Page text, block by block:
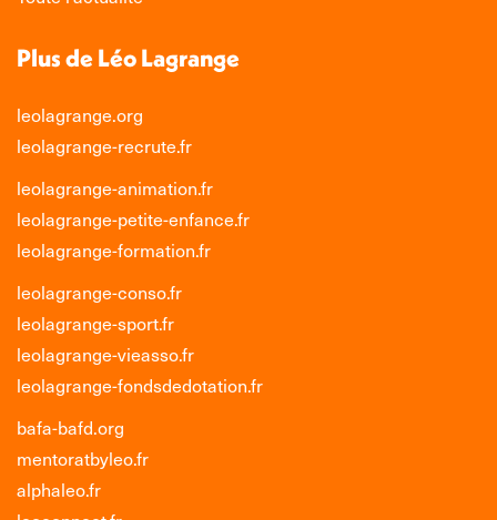
Plus de Léo Lagrange
leolagrange.org
leolagrange-recrute.fr
leolagrange-animation.fr
leolagrange-petite-enfance.fr
leolagrange-formation.fr
leolagrange-conso.fr
leolagrange-sport.fr
leolagrange-vieasso.fr
leolagrange-fondsdedotation.fr
bafa-bafd.org
mentoratbyleo.fr
alphaleo.fr